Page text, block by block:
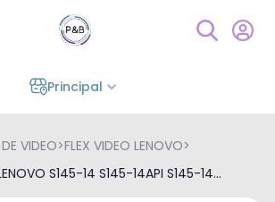
Principal
VIDEO>FLEX VIDEO LENOVO>
S145-14 S145-14API S145-14...